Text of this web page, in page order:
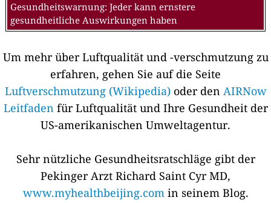
Gesundheitswarnung: Jeder kann ernstere
gesundheitliche Auswirkungen haben
Um mehr über Luftqualität und -verschmutzung zu
erfahren, gehen Sie auf die Seite
Luftverschmutzung (Wikipedia)oder den AIRNow
Leitfaden für Luftqualität und Ihre Gesundheit der
US-amerikanischen Umweltagentur.
Sehr nützliche Gesundheitsratschläge gibt der
Pekinger Arzt Richard Saint Cyr MD,
www.myhealthbeijing.comin seinem Blog.